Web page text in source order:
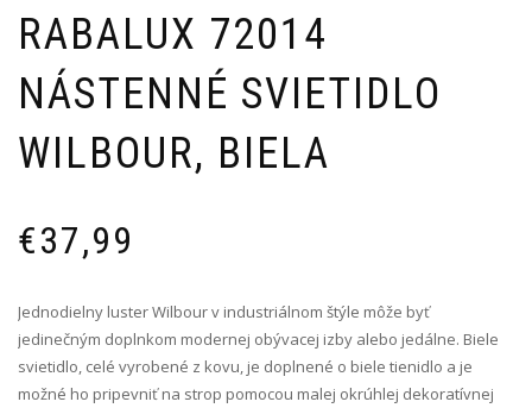
RABALUX 72014
NÁSTENNÉ SVIETIDLO
WILBOUR, BIELA
€37,99
Jednodielny luster Wilbour v industriálnom štýle môže byť
jedinečným doplnkom modernej obývacej izby alebo jedálne. Biele
svietidlo, celé vyrobené z kovu, je doplnené o biele tienidlo a je
možné ho pripevniť na strop pomocou malej okrúhlej dekoratívnej